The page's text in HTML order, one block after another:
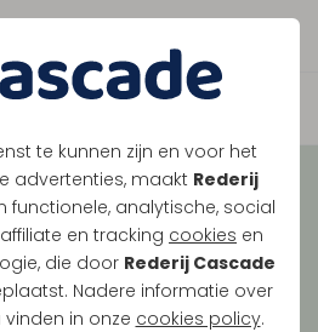
te kunnen zijn en voor het
advertenties, maakt Rederij
functionele, analytische, social
en tracking cookies en
die door Rederij Cascade
Nadere informatie over
in onze cookies policy.
direct je vaart
mee over
Thorn en Roermond ontdek
historie, natuur en levendige
je langs verrassende